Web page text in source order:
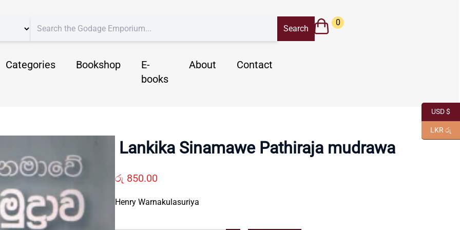
Categories Bookshop
E-
books
About Contact
0
Lankika Sinamawe Pathiraja mudrawa
රු 850.00
Henry Warnakulasuriya
USD $
LKR රු